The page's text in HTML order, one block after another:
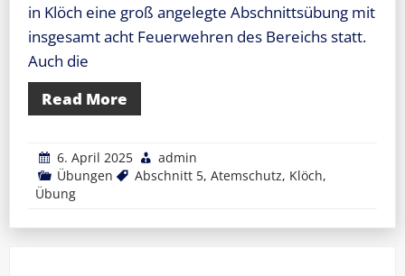
in Klöch eine groß angelegte Abschnittsübung mit
insgesamt acht Feuerwehren des Bereichs statt.
Auch die
Read More
6. April 2025
admin
Übungen
Abschnitt 5, Atemschutz, Klöch,
Übung